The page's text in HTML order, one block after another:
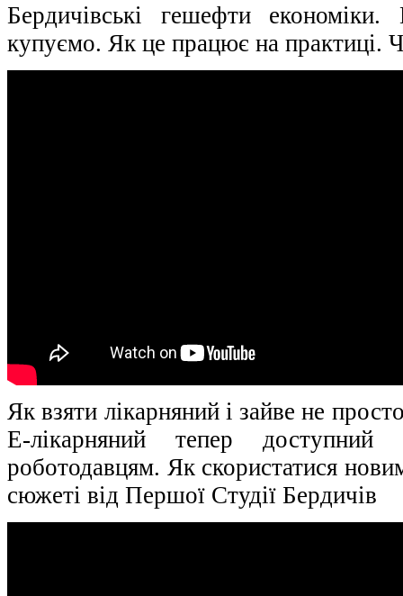
Бердичівські гешефти
купуємо. Як це працює на практиці.
Як взяти лікарняний і зайве не
E-лікарняний тепер
роботодавцям. Як скористатися
сюжеті від Першої Студії Бердичів